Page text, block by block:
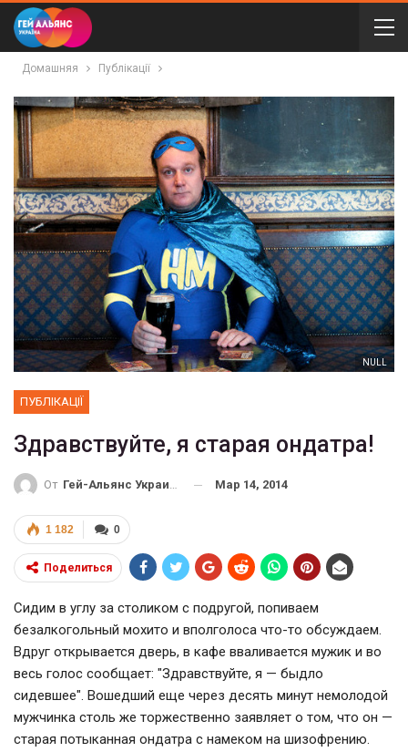
Домашняя Публікації
NULL
ПУБЛІКАЦІЇ
Здравствуйте, я старая ондатра!
От Гей-Альянс Украина Мар 14, 2014
0
1 182
Поделиться
Сидим в углу за столиком с подругой, попиваем
безалкогольный мохито и вполголоса что-то обсуждаем.
Вдруг открывается дверь, в кафе вваливается мужик и во
весь голос сообщает: "Здравствуйте, я — быдло
сидевшее". Вошедший еще через десять минут немолодой
мужчинка столь же торжественно заявляет о том, что он —
старая потыканная ондатра с намеком на шизофрению.